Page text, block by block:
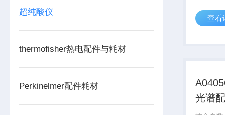
超纯酸仪
thermofisher热电配件与耗材
Perkinelmer配件耗材
查看
光谱